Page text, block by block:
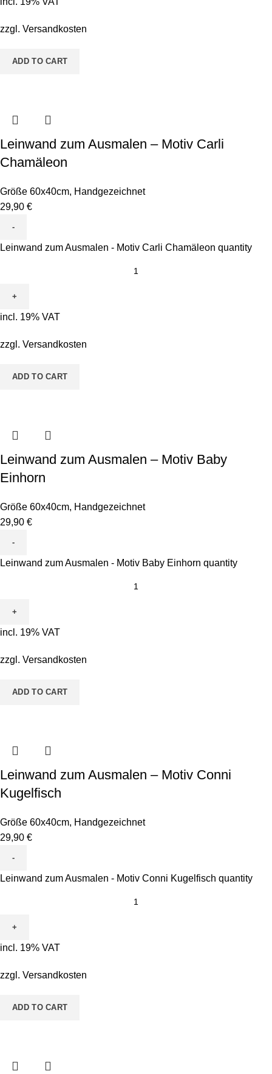
zzgl. Versandkosten
ADD TO CART
Leinwand zum Ausmalen – Motiv Carli
Chamäleon
Größe 60x40cm, Handgezeichnet
29,90 €
Leinwand zum Ausmalen - Motiv Carli Chamäleon quantity
incl. 19% VAT
zzgl. Versandkosten
ADD TO CART
Leinwand zum Ausmalen – Motiv Baby
Einhorn
Größe 60x40cm, Handgezeichnet
29,90 €
Leinwand zum Ausmalen - Motiv Baby Einhorn quantity
incl. 19% VAT
zzgl. Versandkosten
ADD TO CART
Leinwand zum Ausmalen – Motiv Conni
Kugelfisch
Größe 60x40cm, Handgezeichnet
29,90 €
Leinwand zum Ausmalen - Motiv Conni Kugelfisch quantity
incl. 19% VAT
zzgl. Versandkosten
ADD TO CART